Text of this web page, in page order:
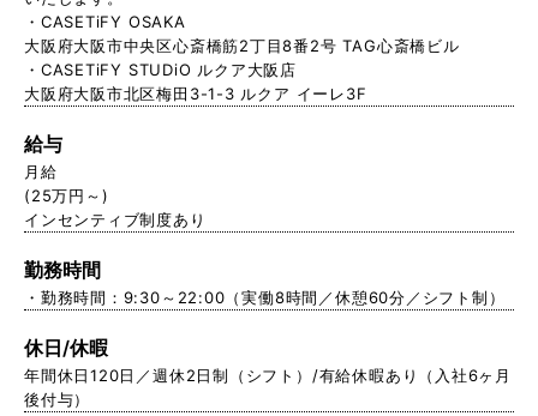
・CASETiFY OSAKA
大阪府大阪市中央区心斎橋筋2丁目8番2号 TAG心斎橋ビル
・CASETiFY STUDiO ルクア大阪店
大阪府大阪市北区梅田3-1-3 ルクア イーレ3F
給与
月給
(25万円～)
インセンティブ制度あり
勤務時間
・勤務時間：9:30～22:00（実働8時間／休憩60分／シフト制）
休日/休暇
年間休日120日／週休2日制（シフト）/有給休暇あり（入社6ヶ月
後付与）